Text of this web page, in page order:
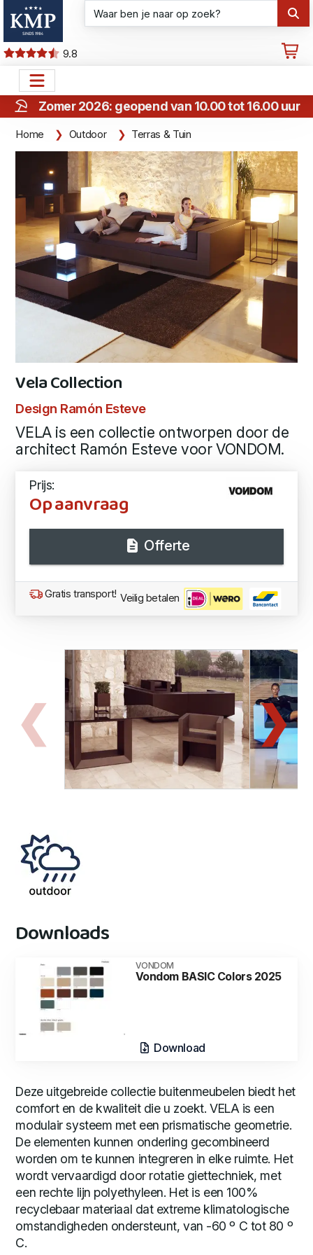
9.8
Zomer 2026: geopend van 10.00 tot 16.00 uur
Home Outdoor Terras & Tuin
Vela Collection
Design Ramón Esteve
VELA is een collectie ontworpen door de
architect Ramón Esteve voor VONDOM.
Prijs:
Op aanvraag
Offerte
Gratis transport! Veilig betalen
Downloads
VONDOM
Vondom BASIC Colors 2025
Download
Deze uitgebreide collectie buitenmeubelen biedt het
comfort en de kwaliteit die u zoekt. VELA is een
modulair systeem met een prismatische geometrie.
De elementen kunnen onderling gecombineerd
worden om te kunnen integreren in elke ruimte. Het
wordt vervaardigd door rotatie giettechniek, met
een rechte lijn polyethyleen. Het is een 100%
recyclebaar materiaal dat extreme klimatologische
omstandigheden ondersteunt, van -60 º C tot 80 º
C.